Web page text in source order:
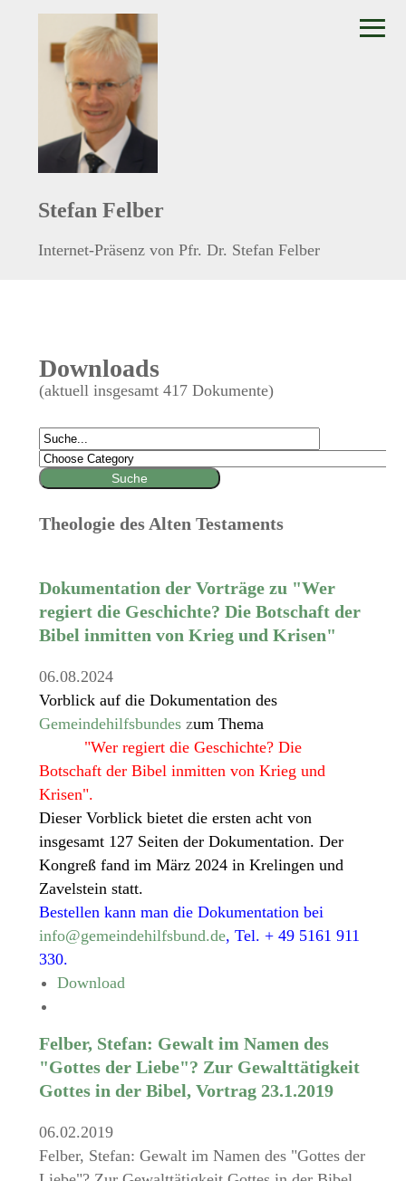
Stefan Felber
Internet-Präsenz von Pfr. Dr. Stefan Felber
Downloads
(aktuell insgesamt 417 Dokumente)
Theologie des Alten Testaments
Dokumentation der Vorträge zu "Wer
regiert die Geschichte? Die Botschaft der
Bibel inmitten von Krieg und Krisen"
06.08.2024
Vorblick auf die Dokumentation des
Gemeindehilfsbundeszum Thema
"Wer regiert die Geschichte? Die
Botschaft der Bibel inmitten von Krieg und
Krisen".
Dieser Vorblick bietet die ersten acht von
insgesamt 127 Seiten der Dokumentation. Der
Kongreß fand im März 2024 in Krelingen und
Zavelstein statt.
Bestellen kann man die Dokumentation bei
info@gemeindehilfsbund.de, Tel. + 49 5161 911
330.
Download
Felber, Stefan: Gewalt im Namen des
"Gottes der Liebe"? Zur Gewalttätigkeit
Gottes in der Bibel, Vortrag 23.1.2019
06.02.2019
Felber, Stefan: Gewalt im Namen des "Gottes der
≡